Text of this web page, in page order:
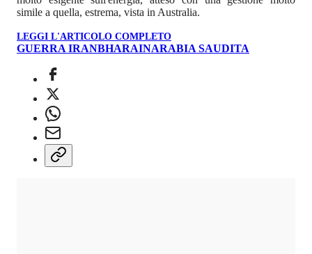
simile a quella, estrema, vista in Australia.
LEGGI L'ARTICOLO COMPLETO
GUERRA IRANBHARAINARABIA SAUDITA